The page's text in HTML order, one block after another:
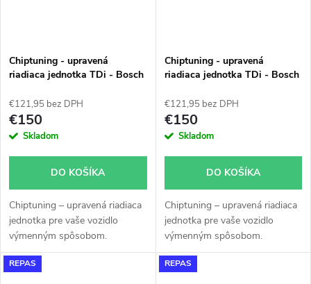
Chiptuning - upravená
riadiaca jednotka TDi - Bosch
0281010977
€121,95 bez DPH
€150
Skladom
DO KOŠÍKA
Chiptuning – upravená riadiaca
jednotka pre vaše vozidlo
výmenným spôsobom.
Chiptuning - upravená
riadiaca jednotka TDi - Bosch
0281010947
€121,95 bez DPH
€150
Skladom
DO KOŠÍKA
Chiptuning – upravená riadiaca
jednotka pre vaše vozidlo
výmenným spôsobom.
REPAS REPAS